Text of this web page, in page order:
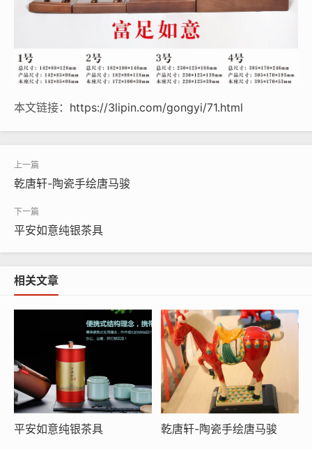
本文链接： https://3lipin.com/gongyi/71.html
乾唐轩-陶瓷手绘唐马骏
平安如意纯银茶具
相关文章
平安如意纯银茶具 乾唐轩-陶瓷手绘唐马骏